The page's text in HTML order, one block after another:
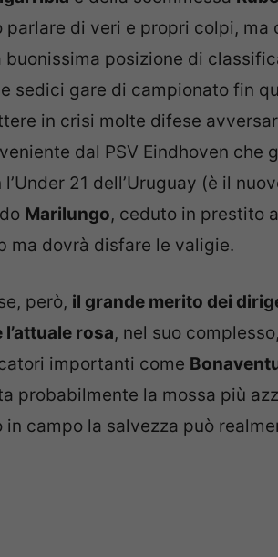
parlare di veri e propri colpi, ma
buonissima posizione di
sedici gare di campionato fin
in crisi molte difese
dal PSV Eindhoven che
l’Under 21 dell’Uruguay (è il
Marilungo, ceduto in prestito
ma dovrà disfare le valigie.
però, il grande merito dei
l’attuale rosa, nel suo complesso,
importanti come
probabilmente la mossa più
in campo la salvezza può